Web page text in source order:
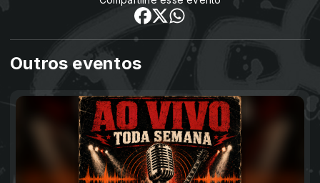
Outros eventos